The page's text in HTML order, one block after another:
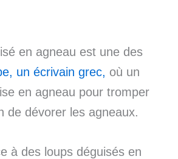
en agneau est une des
un écrivain grec, où un
en agneau pour tromper
de dévorer les agneaux.
à des loups déguisés en